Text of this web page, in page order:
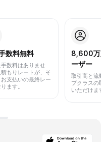
数料無料
数料はありませ
積もりレートが、そ
支払いの最終レー
ます。
8,600万人
ーザー
取引高と流動
プクラスの取
いただけます